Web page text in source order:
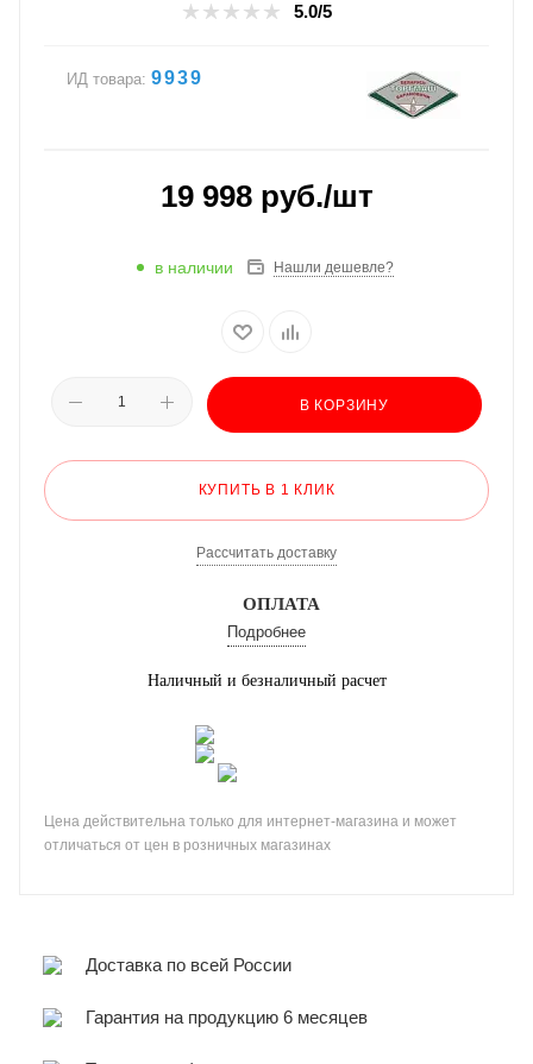
5.0/5
ИД товара: 9939
19 998руб./шт
в наличии Нашли дешевле?
В КОРЗИНУ
КУПИТЬ В 1 КЛИК
Рассчитать доставку
ОПЛАТА
Подробнее
Наличный и безналичный расчет
Цена действительна только для интернет-магазина и может
отличаться от цен в розничных магазинах
Доставка по всей России
Гарантия на продукцию 6 месяцев